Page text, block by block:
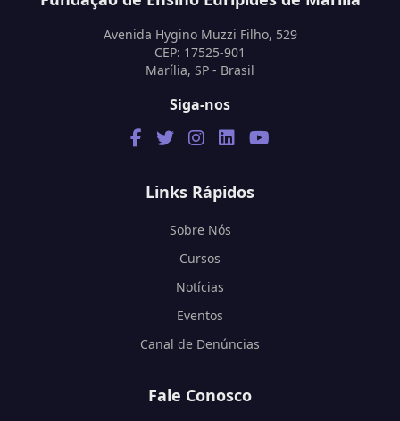
Avenida Hygino Muzzi Filho, 529
CEP: 17525-901
Marília, SP - Brasil
Siga-nos
Links Rápidos
Sobre Nós
Cursos
Notícias
Eventos
Canal de Denúncias
Fale Conosco